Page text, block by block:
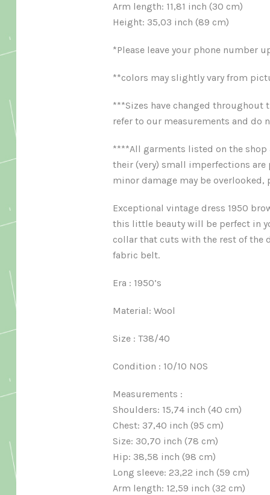
Arm length: 11,81 inch (30 cm)
Height: 35,03 inch (89 cm)
*Please leave your phone number
**colors may slightly vary from
***Sizes have changed throughout
refer to our measurements and do
****All garments listed on the shop
their (very) small imperfections
minor damage may be
Exceptional vintage dress 1950
this little beauty will be perfect in
collar that cuts with the rest of the
fabric belt.
Era : 1950’s
Material: Wool
Size : T38/40
Condition : 10/10 NOS
Measurements :
Shoulders: 15,74 inch (40 cm)
Chest: 37,40 inch (95 cm)
Size: 30,70 inch (78 cm)
Hip: 38,58 inch (98 cm)
Long sleeve: 23,22 inch (59 cm)
Arm length: 12,59 inch (32 cm)